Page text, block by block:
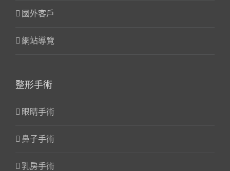
國外客戶
網站導覽
整形手術
眼睛手術
鼻子手術
乳房手術